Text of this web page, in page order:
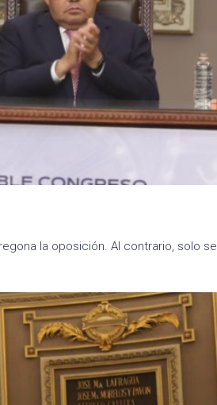
la oposición. Al contrario, solo se